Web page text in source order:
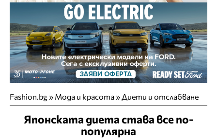
Fashion.bg» Мода и красота»Диети и отслабване
Японската диета става все по-
популярна